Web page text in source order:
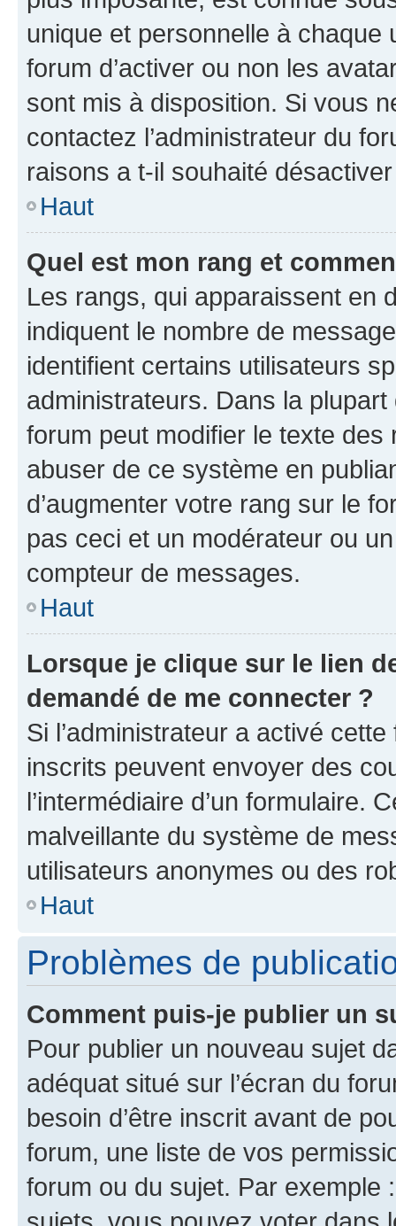
unique et personnelle à chaque
forum d’activer ou non les
sont mis à disposition. Si vous
contactez l’administrateur du
raisons a t-il souhaité
Haut
Quel est mon rang et
Les rangs, qui apparaissent en
indiquent le nombre de
identifient certains utilisateurs
administrateurs. Dans la
forum peut modifier le texte
abuser de ce système en
d’augmenter votre rang sur le
pas ceci et un modérateur ou
compteur de messages.
Haut
Lorsque je clique sur le lien
demandé de me connecter ?
Si l’administrateur a activé
inscrits peuvent envoyer des
l’intermédiaire d’un formulaire.
malveillante du système de
utilisateurs anonymes ou des
Haut
Problèmes de
Comment puis-je publier un
Pour publier un nouveau sujet
adéquat situé sur l’écran du
besoin d’être inscrit avant de
forum, une liste de vos
forum ou du sujet. Par exemple